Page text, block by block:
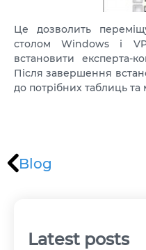
Це дозволить
столом Windows і
встановити експерта-
Після завершення
до потрібних таблиць
Blog
Latest posts